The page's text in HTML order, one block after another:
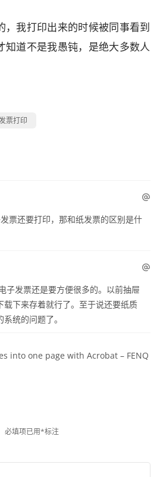
，我打印出来的时候被同事看到
知道不是我愚钝，是绝大多数人
票打印
票还要打印，那和纸发票的区别是什
子发票还是要方便很多的。以前抽屉
载下来存着就行了。至于说还要纸质
统的问题了。
into one page with Acrobat – FENQ
必填项已用*标注